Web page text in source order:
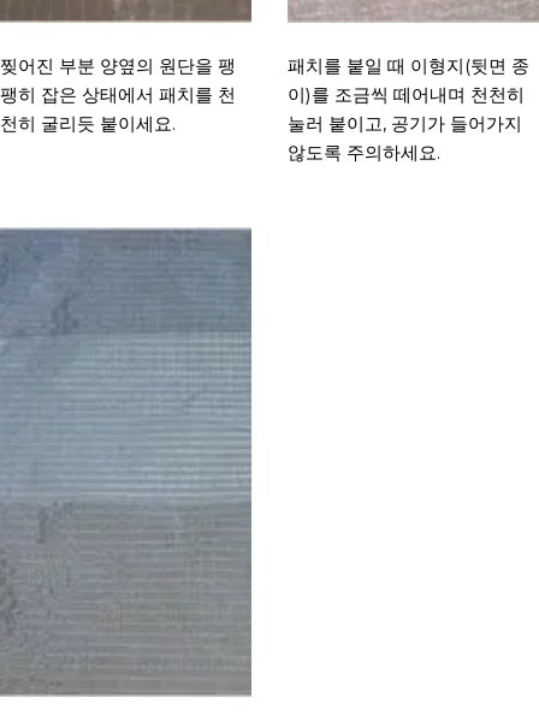
찢어진 부분 양옆의 원단을 팽
팽히 잡은 상태에서 패치를 천
천히 굴리듯 붙이세요.
패치를 붙일 때 이형지(뒷면 종
이)를 조금씩 떼어내며 천천히
눌러 붙이고, 공기가 들어가지
않도록 주의하세요.